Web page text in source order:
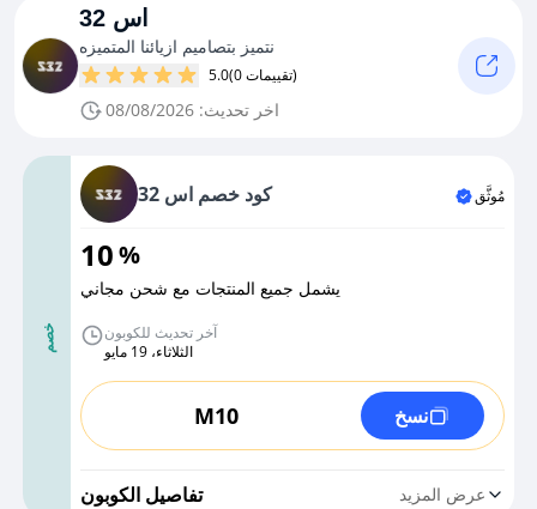
اس 32
نتميز بتصاميم ازيائنا المتميزه
5.0 (0 تقييمات)
اخر تحديث: 08/08/2026
خصم
كود خصم اس 32 مُوثَّق
10%
يشمل جميع المنتجات مع شحن مجاني
آخر تحديث للكوبون
الثلاثاء، 19 مايو
M10 نسخ
تفاصيل الكوبون عرض المزيد